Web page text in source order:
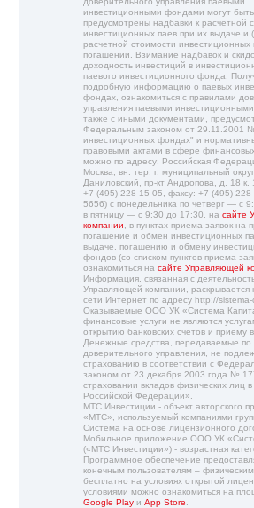
инвестиционными фондами могут быть
предусмотрены надбавки к расчетной
инвестиционных паев при их выдаче и
расчетной стоимости инвестиционных
погашении. Взимание надбавок и
доходность инвестиций в
паевого инвестиционного фонда.
подробную информацию о паевых
фондах, ознакомиться с правилами
управления паевыми
также с иными документами,
Федеральным законом от 29.11.2001
инвестиционных фондах" и
правовыми актами в сфере
можно по адресу: Российская
Москва, вн. тер. г. муниципальный округ
Даниловский, пр-кт Андропова, д. 18 к.
+7 (495) 228-15-05, факсу: +7 (495)
5656) с понедельника по четверг — c
в пятницу — с 9:30 до 17:30, на сайте
компании , в пунктах приема заявок на
погашение и обмен инвестиционных
выдаче, погашению и обмену
фондов (со списком пунктов приема
ознакомиться на сайте Управляющей
Информация, связанная с
Управляющей компании, раскрывается
сети Интернет по адресу http://sistema-
Оказываемые ООО УК «Система
финансовые услуги не являются
открытию банковских счетов и приему
Денежные средства, передаваемые по
доверительного управления, не
страхованию в соответствии с
законом от 23 декабря 2003 года №
страховании вкладов физических лиц в
Российской Федерации».
МТС Инвестиции - объект авторского
«МТС», используемый компаниями
Система на основе лицензионного
Мобильное приложение ООО УК
(«МТС Инвестиции») - возрастная
Программное обеспечение
конечным пользователям –
бесплатно на условиях открытой
условиями можно ознакомиться на
Google Play и App Store